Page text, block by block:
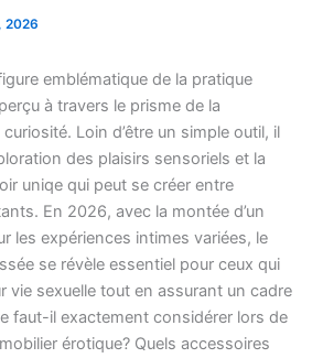
2026
emblématique de la pratique
à travers le prisme de la
Loin d’être un simple outil, il
des plaisirs sensoriels et la
uniqe qui peut se créer entre
En 2026, avec la montée d’un
les expériences intimes variées, le
se révèle essentiel pour ceux qui
vie sexuelle tout en assurant un cadre
faut-il exactement considérer lors de
érotique? Quels accessoires